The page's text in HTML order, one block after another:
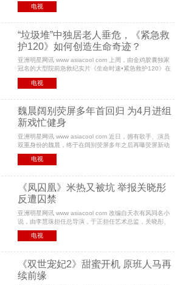
且邀请了国内外顶级团队和表演艺术家助阵，更是
电视
“垃圾堆”中独居老人垂危，《紧急救
护120》如何创造生命奇迹？
亚洲明星网讯 www asiacool com 上周，由金鸡胶囊独家
冠名的大型院前急救纪实片《生命时速•紧急救护120》在
东方卫视一经播出，就广受好评。急救医生这个群体被推
到了观众的视线中，他们不是在救命，就是在
电视
魏晨阔别荧屏多年首回归 为4月进组
新戏忙健身
亚洲明星网讯 www asiacool com 近日，拥有歌手、演员
双重身份的魏晨，终于在阔别荧屏多年之后再曝荧屏新动
作——即将拍摄军旅题材系列电视剧。此消息一经曝出，
不少粉丝纷纷兴奋表示：期待魏晨此次回归的全新
电视
《凤囚凰》米热又被坑 举报关晓彤
反遭囚禁
亚洲明星网讯 www asiacool com 改编自天衣有风同名小
说，由李慧珠担任总导演，于正担任艺术总监，关晓彤、
宋威龙、米热主演的古装权谋言情IP巨制《凤囚凰》正在
湖南卫视热播。其中米热饰演的全篇最大反派——
电视
《双世宠妃2》甜蜜开机 原班人马再
续前缘